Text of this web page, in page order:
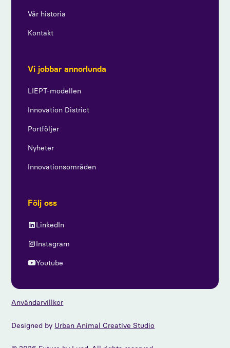
Vår historia
Kontakt
Vi jobbar annorlunda
LIEPT-modellen
Innovation District
Portföljer
Nyheter
Innovationsområden
Följ oss
LinkedIn
Instagram
Youtube
Designed by Urban Animal Creative Studio
Användarvillkor